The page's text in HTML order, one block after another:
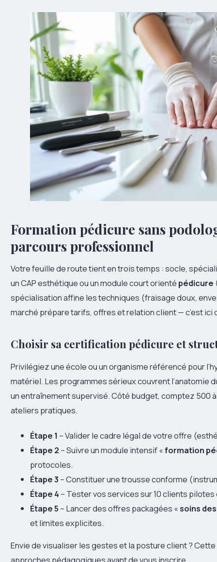
Formation pédicure sans
parcours professionnel
Votre feuille de route tient en trois temps : socle,
un CAP esthétique ou un module court orienté pédicure
spécialisation affine les techniques (fraisage doux,
marché prépare tarifs, offres et relation client — c’est ici
Choisir sa certification pédicure et
Privilégiez une école ou un organisme référencé pour
matériel. Les programmes sérieux couvrent l’anatomie
un entraînement supervisé. Côté budget, comptez 500
ateliers pratiques.
Étape 1 – Valider le cadre légal de votre offre
Étape 2 – Suivre un module intensif «formation
protocoles.
Étape 3 – Constituer une trousse conforme
Étape 4 – Tester vos services sur 10 clients
Étape 5 – Lancer des offres packagées «soins
et limites explicites.
Envie de visualiser les gestes et la posture client ?